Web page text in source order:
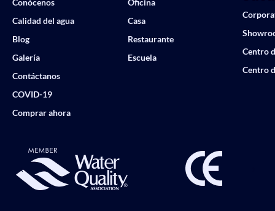
Conócenos
Calidad del agua
Blog
Galería
Contáctanos
COVID-19
Comprar ahora
Oficina
Casa
Restaurante
Escuela
Centro
Centro